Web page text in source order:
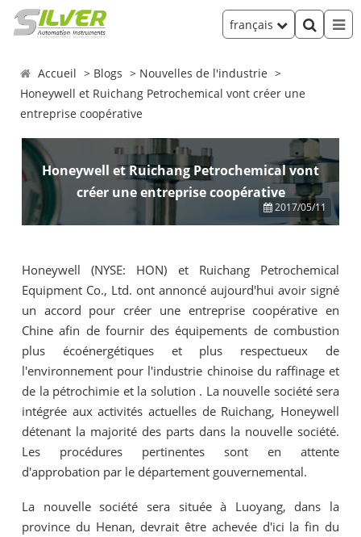
français
Accueil Blogs
Nouvelles de l'industrie
Honeywell et Ruichang Petrochemical vont créer une
entreprise coopérative
Honeywell et Ruichang Petrochemical vont
créer une entreprise coopérative
2017/05/11
Honeywell (NYSE: HON) et Ruichang Petrochemical
Equipment Co., Ltd. ont annoncé aujourd'hui avoir signé
un accord pour créer une entreprise coopérative en
Chine afin de fournir des équipements de combustion
plus écoénergétiques et plus respectueux de
l'environnement pour l'industrie chinoise du raffinage et
de la pétrochimie et la solution . La nouvelle société sera
intégrée aux activités actuelles de Ruichang, Honeywell
détenant la majorité des parts dans la nouvelle société.
Les procédures pertinentes sont en attente
d'approbation par le département gouvernemental.
La nouvelle société sera située à Luoyang, dans la
province du Henan, devrait être achevée d'ici la fin du